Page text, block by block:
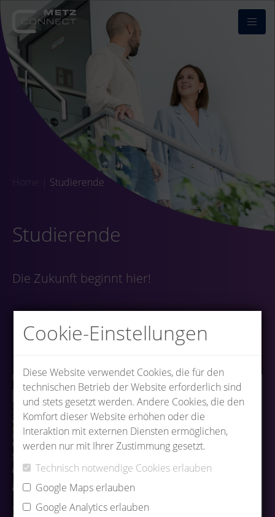
Home Studierende
Studierende
Die Zukunft beginnt hier!
Cookie-Einstellungen
Diese Website verwendet Cookies, die für den
technischen Betrieb der Website erforderlich sind
und stets gesetzt werden. Andere Cookies, die den
Komfort dieser Website erhöhen oder die
Interaktion mit externen Diensten ermöglichen,
werden nur mit Ihrer Zustimmung gesetzt.
Technisch notwendige Cookies erlauben
Google Maps erlauben
Google Analytics erlauben